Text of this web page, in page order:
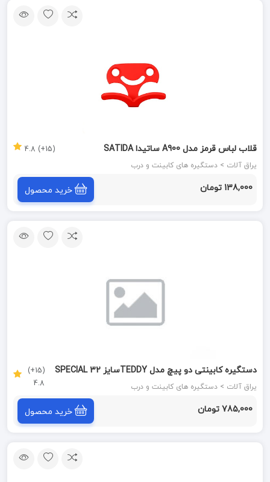
قلاب لباس قرمز مدل A900 ساتیدا SATIDA
یراق آلات > دستگیره های کابینت و درب
(15+) 4.8
138,000 تومان خرید محصول
دستگیره کابینتی دو پیچ مدل TEDDYسایز 32 SPECIAL
SILVER زئوس ZEUS
یراق آلات > دستگیره های کابینت و درب
(15+)
4.8
785,000 تومان خرید محصول